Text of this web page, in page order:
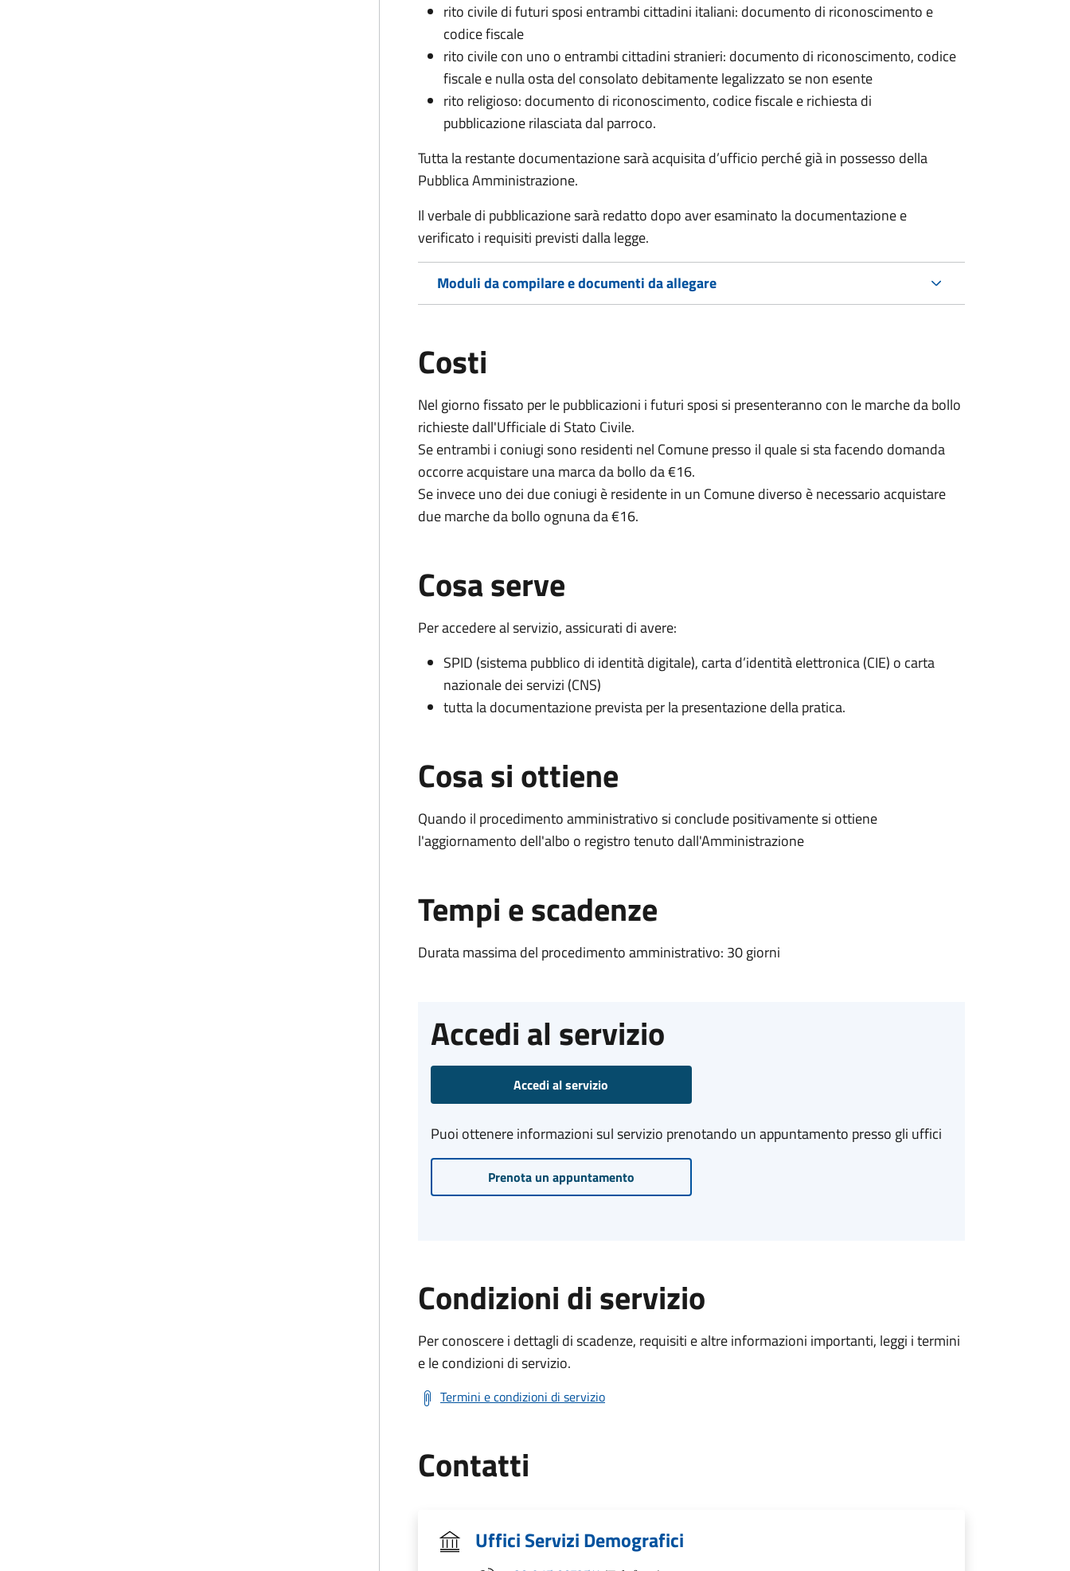
rito civile di futuri sposi entrambi cittadini italiani: documento di riconoscimento e
codice fiscale
rito civile con uno o entrambi cittadini stranieri: documento di riconoscimento, codice
fiscale e nulla osta del consolato debitamente legalizzato se non esente
rito religioso: documento di riconoscimento, codice fiscale e richiesta di
pubblicazione rilasciata dal parroco.
Tutta la restante documentazione sarà acquisita d’ufficio perché già in possesso della
Pubblica Amministrazione.
Il verbale di pubblicazione sarà redatto dopo aver esaminato la documentazione e
verificato i requisiti previsti dalla legge.
Moduli da compilare e documenti da allegare
Costi
Nel giorno fissato per le pubblicazioni i futuri sposi si presenteranno con le marche da bollo
richieste dall'Ufficiale di Stato Civile.
Se entrambi i coniugi sono residenti nel Comune presso il quale si sta facendo domanda
occorre acquistare una marca da bollo da €16.
Se invece uno dei due coniugi è residente in un Comune diverso è necessario acquistare
due marche da bollo ognuna da €16.
Cosa serve
Per accedere al servizio, assicurati di avere:
SPID (sistema pubblico di identità digitale), carta d’identità elettronica (CIE) o carta
nazionale dei servizi (CNS)
tutta la documentazione prevista per la presentazione della pratica.
Cosa si ottiene
Quando il procedimento amministrativo si conclude positivamente si ottiene
l'aggiornamento dell'albo o registro tenuto dall'Amministrazione
Tempi e scadenze
Durata massima del procedimento amministrativo: 30 giorni
Accedi al servizio
Accedi al servizio
Puoi ottenere informazioni sul servizio prenotando un appuntamento presso gli uffici
Prenota un appuntamento
Condizioni di servizio
Per conoscere i dettagli di scadenze, requisiti e altre informazioni importanti, leggi i termini
e le condizioni di servizio.
Termini e condizioni di servizio
Contatti
Uffici Servizi Demografici